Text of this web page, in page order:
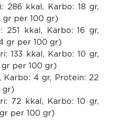
286 kkal, Karbo: 18 gr,
gr per 100 gr)
251 kkal, Karbo: 16 gr,
gr per 100 gr)
133 kkal, Karbo: 10 gr,
gr per 100 gr)
Karbo: 4 gr, Protein: 22
gr)
72 kkal, Karbo: 10 gr,
per 100 gr)